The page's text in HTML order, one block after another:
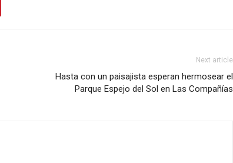
Next article
Hasta con un paisajista esperan hermosear el
Parque Espejo del Sol en Las Compañías